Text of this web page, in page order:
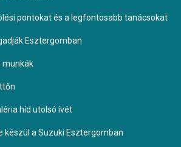
pontokat és a legfontosabb tanácsokat
Esztergomban
munkák
híd utolsó ívét
a Suzuki Esztergomban